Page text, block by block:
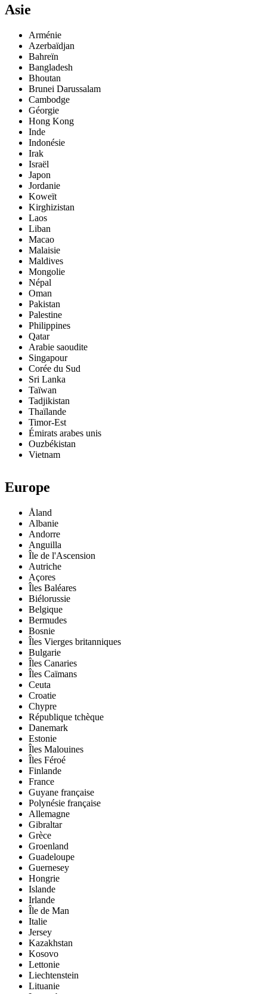
Asie
Arménie
Azerbaïdjan
Bahreïn
Bangladesh
Bhoutan
Brunei Darussalam
Cambodge
Géorgie
Hong Kong
Inde
Indonésie
Irak
Israël
Japon
Jordanie
Koweït
Kirghizistan
Laos
Liban
Macao
Malaisie
Maldives
Mongolie
Népal
Oman
Pakistan
Palestine
Philippines
Qatar
Arabie saoudite
Singapour
Corée du Sud
Sri Lanka
Taïwan
Tadjikistan
Thaïlande
Timor-Est
Émirats arabes unis
Ouzbékistan
Vietnam
Europe
Åland
Albanie
Andorre
Anguilla
Île de l'Ascension
Autriche
Açores
Îles Baléares
Biélorussie
Belgique
Bermudes
Bosnie
Îles Vierges britanniques
Bulgarie
Îles Canaries
Îles Caïmans
Ceuta
Croatie
Chypre
République tchèque
Danemark
Estonie
Îles Malouines
Îles Féroé
Finlande
France
Guyane française
Polynésie française
Allemagne
Gibraltar
Grèce
Groenland
Guadeloupe
Guernesey
Hongrie
Islande
Irlande
Île de Man
Italie
Jersey
Kazakhstan
Kosovo
Lettonie
Liechtenstein
Lituanie